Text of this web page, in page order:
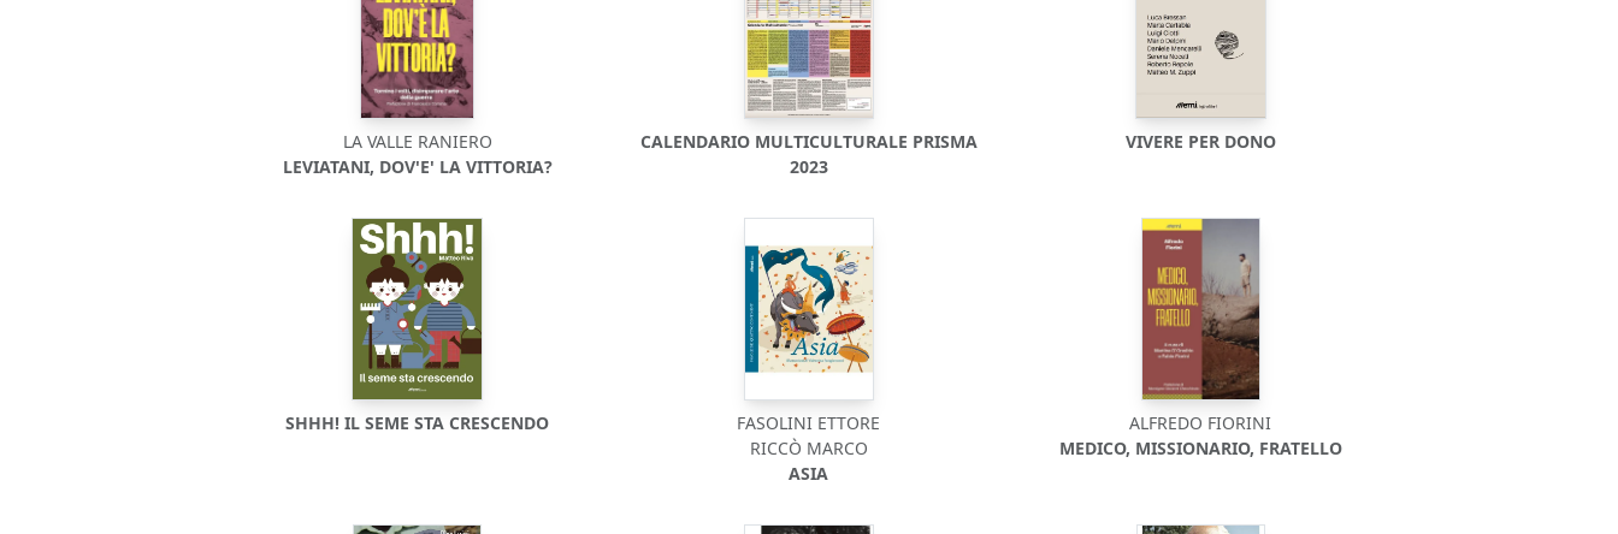
LA VALLE RANIERO
LEVIATANI, DOV'E' LA VITTORIA?
CALENDARIO MULTICULTURALE PRISMA
2023
VIVERE PER DONO
SHHH! IL SEME STA CRESCENDO
FASOLINI ETTORE
RICCÒ MARCO
ASIA
ALFREDO FIORINI
MEDICO, MISSIONARIO, FRATELLO